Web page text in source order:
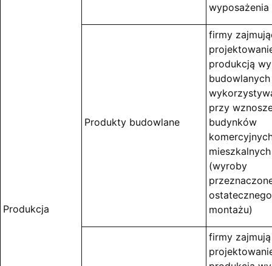
Produkcja
wyposażenia
Produkty budowlane
firmy
produkcją
budowlanych
przy
budynków
mieszkalnych
(wyroby
ostatecznego
montażu)
firmy